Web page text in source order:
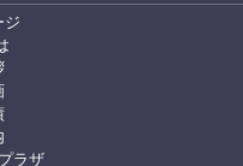
ジ
ラザ